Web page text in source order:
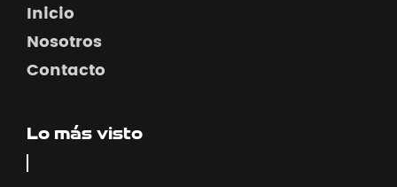
Inicio
Nosotros
Contacto
Lo más visto